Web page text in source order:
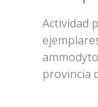
Actividad
provincia